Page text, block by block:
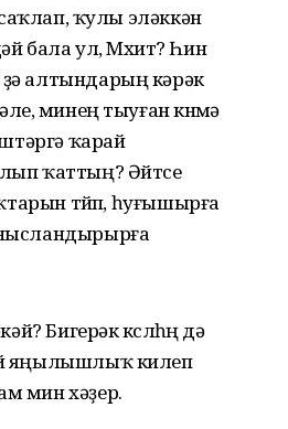
ҡулы эләккән
бала ул, Мөхит? Һин
алтындарың кәрәк
минең тыуған көнөмә
ҡарай
ҡаттың? Әйтсе
төйөп, һуғышырға
Бигерәк көслөһөң дә
яңылышлыҡ килеп
мин хәҙер.